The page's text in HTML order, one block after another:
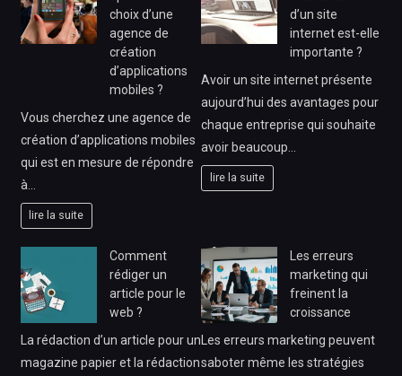
choix d’une
agence de
création
d’applications
mobiles ?
Vous cherchez une agence de
création d’applications mobiles
qui est en mesure de répondre
à…
lire la suite
d’un site
internet est-elle
importante ?
Avoir un site internet présente
aujourd’hui des avantages pour
chaque entreprise qui souhaite
avoir beaucoup…
lire la suite
Comment
rédiger un
article pour le
web ?
La rédaction d’un article pour un
magazine papier et la rédaction
Les erreurs
marketing qui
freinent la
croissance
Les erreurs marketing peuvent
saboter même les stratégies